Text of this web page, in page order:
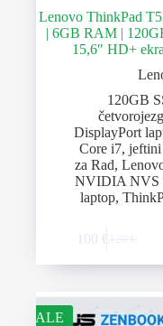
Lenovo ThinkPad
| 6GB RAM |
15,6″ HD+
120GB
DisplayPort
Core i7, jeftini
za Rad,
NVIDIA NVS
laptop,
100 €
SALE